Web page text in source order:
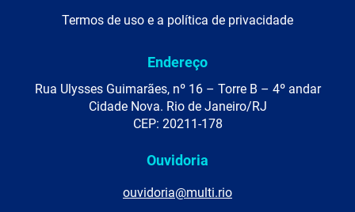
Termos de uso e a política de privacidade
Endereço
Rua Ulysses Guimarães, nº 16 – Torre B – 4º andar
Cidade Nova. Rio de Janeiro/RJ
CEP: 20211-178
Ouvidoria
ouvidoria@multi.rio